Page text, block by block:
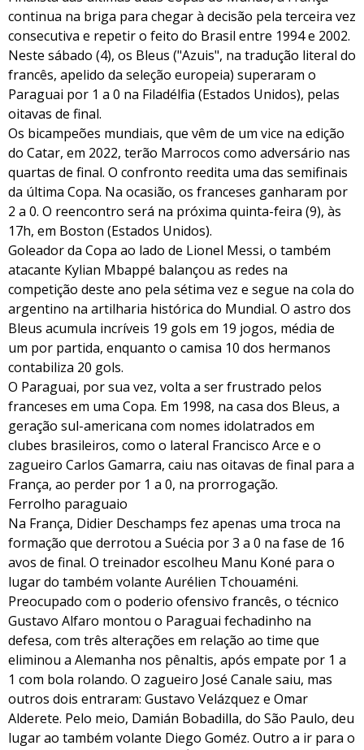
continua na briga para chegar à decisão pela terceira vez
consecutiva e repetir o feito do Brasil entre 1994 e 2002.
Neste sábado (4), os Bleus ("Azuis", na tradução literal do
francês, apelido da seleção europeia) superaram o
Paraguai por 1 a 0 na Filadélfia (Estados Unidos), pelas
oitavas de final.
Os bicampeões mundiais, que vêm de um vice na edição
do Catar, em 2022, terão Marrocos como adversário nas
quartas de final. O confronto reedita uma das semifinais
da última Copa. Na ocasião, os franceses ganharam por
2 a 0. O reencontro será na próxima quinta-feira (9), às
17h, em Boston (Estados Unidos).
Goleador da Copa ao lado de Lionel Messi, o também
atacante Kylian Mbappé balançou as redes na
competição deste ano pela sétima vez e segue na cola do
argentino na artilharia histórica do Mundial. O astro dos
Bleus acumula incríveis 19 gols em 19 jogos, média de
um por partida, enquanto o camisa 10 dos hermanos
contabiliza 20 gols.
O Paraguai, por sua vez, volta a ser frustrado pelos
franceses em uma Copa. Em 1998, na casa dos Bleus, a
geração sul-americana com nomes idolatrados em
clubes brasileiros, como o lateral Francisco Arce e o
zagueiro Carlos Gamarra, caiu nas oitavas de final para a
França, ao perder por 1 a 0, na prorrogação.
Ferrolho paraguaio
Na França, Didier Deschamps fez apenas uma troca na
formação que derrotou a Suécia por 3 a 0 na fase de 16
avos de final. O treinador escolheu Manu Koné para o
lugar do também volante Aurélien Tchouaméni.
Preocupado com o poderio ofensivo francês, o técnico
Gustavo Alfaro montou o Paraguai fechadinho na
defesa, com três alterações em relação ao time que
eliminou a Alemanha nos pênaltis, após empate por 1 a
1 com bola rolando. O zagueiro José Canale saiu, mas
outros dois entraram: Gustavo Velázquez e Omar
Alderete. Pelo meio, Damián Bobadilla, do São Paulo, deu
lugar ao também volante Diego Goméz. Outro a ir para o